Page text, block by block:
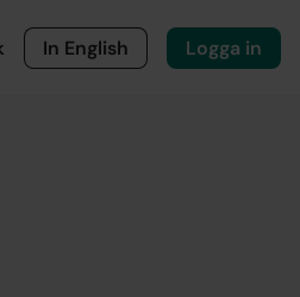
In English Logga in